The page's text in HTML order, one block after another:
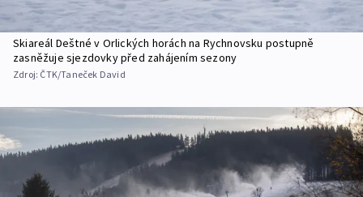
Skiareál Deštné v Orlických horách na Rychnovsku postupně
zasněžuje sjezdovky před zahájením sezony
Zdroj: ČTK/Taneček David